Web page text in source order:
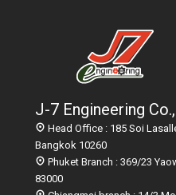
J-7 Engineering
Head Office : 185 Soi
Bangkok 10260
Phuket Branch : 369/23
83000